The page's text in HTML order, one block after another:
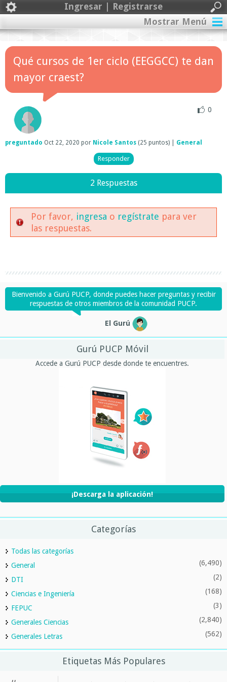
Ingresar | Registrarse
Mostrar Menú
Qué cursos de 1er ciclo (EEGGCC) te dan
mayor craest?
0
preguntado Oct 22, 2020 por Nicole Santos (25 puntos) General
2 Respuestas
Por favor, ingresa o regístrate para ver
las respuestas.
Bienvenido a Gurú PUCP, donde puedes hacer preguntas y recibir
respuestas de otros miembros de la comunidad PUCP.
El Gurú
Gurú PUCP Móvil
Accede a Gurú PUCP desde donde te encuentres.
¡Descarga la aplicación!
Categorías
Todas las categorías
General
(6,490)
DTI (2)
Ciencias e Ingeniería (168)
FEPUC (3)
Generales Ciencias (2,840)
Generales Letras (562)
Etiquetas Más Populares